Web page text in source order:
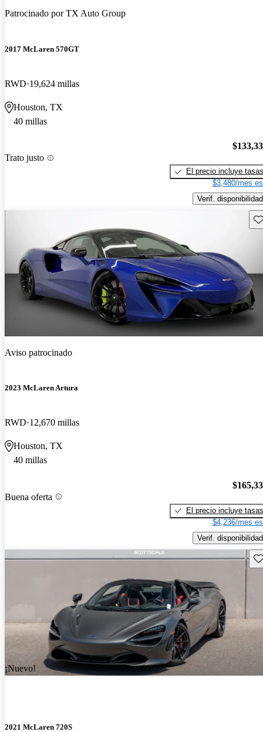
Patrocinado porTX Auto Group
2017 McLaren 570GT
RWD 19,624 millas
Houston, TX
40 millas
Trato justo
El precio incluye tasas
$3,480/mes
Verif. disponibilidad
Aviso patrocinado
2023 McLaren Artura
RWD 12,670 millas
Houston, TX
40 millas
Buena oferta
El precio incluye tasas
$4,236/mes
Verif. disponibilidad
¡Nuevo!
2021 McLaren 720S